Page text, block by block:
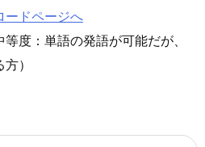
ードページへ
度：単語の発語が可能だが、
）